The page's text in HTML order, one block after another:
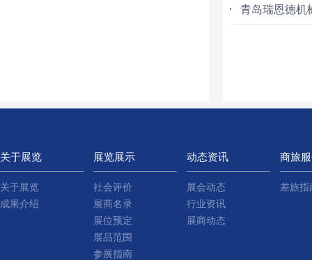
青岛瑞恩德机
关于展览
关于展览
成果介绍
展览展示
社会评价
展商名录
展位预定
展品范围
参展指南
动态资讯
展会动态
行业资讯
展商动态
商旅
差旅指